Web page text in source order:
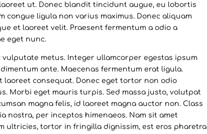
ut. Donec blandit tincidunt augue, eu lobortis
congue ligula non varius maximus. Donec aliquam
et laoreet velit. Praesent fermentum a odio a
eget nunc.
metus. Integer ullamcorper egestas ipsum
ante. Maecenas fermentum erat ligula.
consequat. Donec eget tortor non odio
Morbi eget mauris turpis. Sed massa justo, volutpat
magna felis, id laoreet magna auctor non. Class
per inceptos himenaeos. Nam sit amet
ultricies, tortor in fringilla dignissim, est eros pharetra